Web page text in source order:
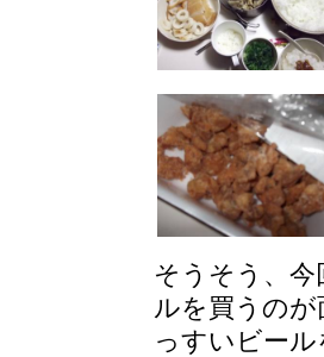
そうそう、
ルを買うの
っすいビー